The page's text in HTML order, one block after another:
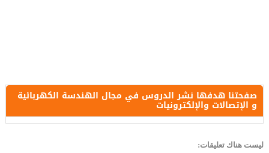
صفحتنا هدفها نشر الدروس في مجال الهندسة الكهربائية
و الإتصالات والإلكترونيات
ليست هناك تعليقات: